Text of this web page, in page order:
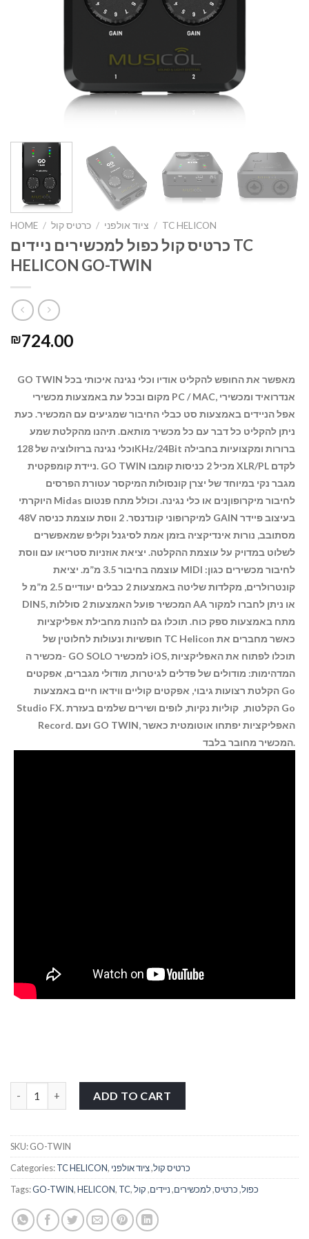
HOME / ציוד אולפני / כרטיס קול / TC HELICON
כרטיס קול כפול למכשירים ניידים TC
HELICON GO-TWIN
₪724.00
GO TWIN מאפשר את החופש להקליט אודיו וכלי נגינה איכותי בכל
מקום ובכל עת באמצעות מכשירי PC / MAC, אנדרואיד ומכשירי
אפל הניידים באמצעות סט כבלי החיבור שמגיעים עם המכשיר. כעת
ניתן להקליט כל דבר עם כל מכשיר מותאם. תיהנו מהקלטת שמע
וכלי נגינה ברזולוציה של128KHz/24Bit ברורות ומקצועיות בחבילה
ניידת קומפקטית. GO TWIN מכיל 2 כניסות קומבו XLR/PL לקדם
מגבר נקי במיוחד של יצרן קונסולות המיקסר עטורת הפרסים
היוקרתי Midas לחיבור מיקרופוןנים או כלי נגינה. וכולל מתח פנטום
48V למיקרופוני קונדנסר. 2 ווסת עוצמת כניסה GAIN בעיצוב פיידר
מסתובב, נורות אינדיקציה בזמן אמת לסיגנל וקליפ שמאפשרים
לשלוט במדויק על עוצמת ההקלטה. יציאת אוזניות סטריאו עם ווסת
עוצמה בחיבור 3.5 מ”מ. יציאת MIDI לחיבור מכשירים כגון:
קונטרולרים, מקלדות שליטה באמצעות 2 כבלים יעודיים 2.5 מ”מ ל
DIN5, המכשיר פועל האמצעות 2 סוללות AA או ניתן לחברו למקור
מתח באמצעות ספק כוח. תוכלו גם להנות מחבילת אפליקציות
חופשיות ונעולות לחלוטין של TC Helicon כאשר מחברים את
מכשיר ה- GO SOLO למכשיר iOS, תוכלו לפתוח את האפליקציות
המדהימות: מודולים של פדלים לגיטרות, מודולי מגברים, אפקטים
הקלטת רצועות גיבוי, אפקטים קוליים ווידאו חיים באמצעות Go
Studio FX.הקלטות, קוליות נקיות, לופים ושירים שלמים בעזרת Go
Record.
ועם GO TWIN, האפליקציות יפתחו אוטומטית כאשר
המכשיר מחובר בלבד.
ADD TO CART
SKU:GO-TWIN
Categories:TC HELICON, כרטיס קול,ציוד אולפני
Tags:GO-TWIN,HELICON, TC, כפול,כרטיס,למכשירים,ניידים,קול